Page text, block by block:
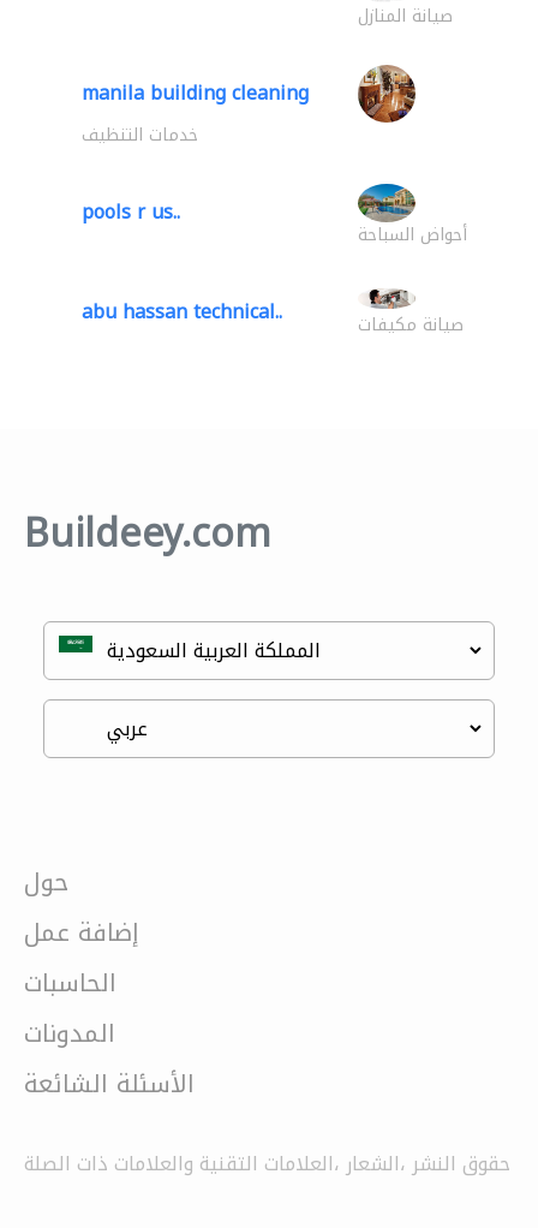
صيانة المنازل
manila building cleaning
خدمات التنظيف
pools r us..
أحواض السباحة
abu hassan technical.. صيانة مكيفات
Buildeey.com
حول
إضافة عمل
الحاسبات
المدونات
الأسئلة الشائعة
حقوق النشر ،الشعار ،العلامات التقنية والعلامات ذات الصلة